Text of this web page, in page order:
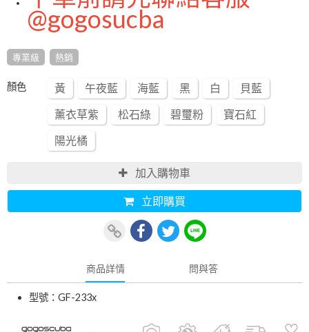
@gogosucba
專業級 熱銷
顏色 黃 午夜藍 海藍 黑 白
貝藍
薰衣草紫
松石綠 碧璽粉
寶石紅
陽光橘
加入購物車
立即購買
商品詳情 問與答
型號：GF-233x